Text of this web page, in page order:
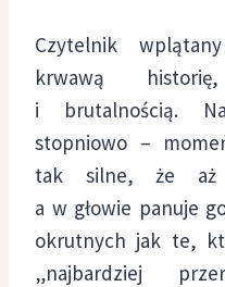
Czytelnik
krwawą
i brutalnością.
stopniowo –
tak silne, że aż
a w głowie panuje
okrutnych jak te,
„najbardziej